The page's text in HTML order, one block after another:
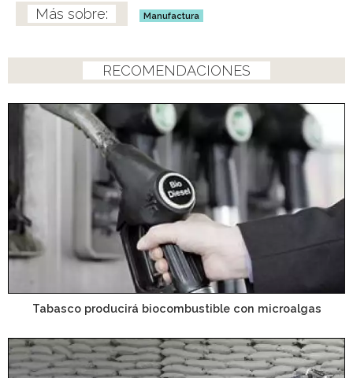
Manufactura
RECOMENDACIONES
Tabasco producirá biocombustible con microalgas